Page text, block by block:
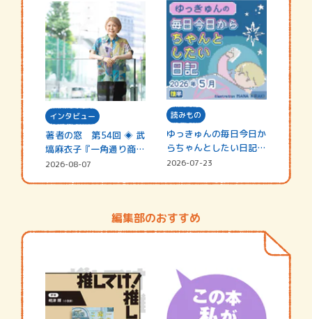
インタビュー
著者の窓 第54回 ◈ 武
塙麻衣子『一角通り商店
街の…
2026-08-07
読みもの
ゆっきゅんの毎日今日か
らちゃんとしたい日記
☆202…
2026-07-23
編集部のおすすめ